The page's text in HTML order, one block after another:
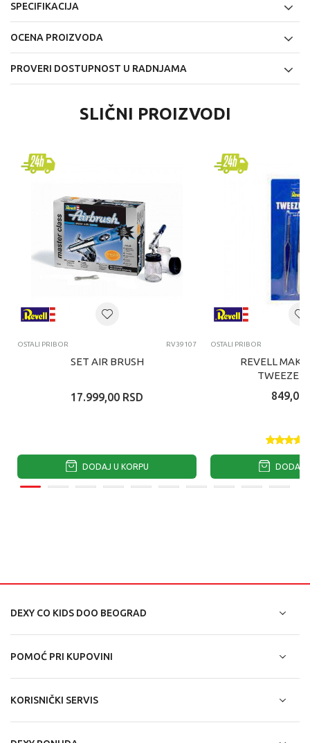
SPECIFIKACIJA
OCENA PROIZVODA
PROVERI DOSTUPNOST U RADNJAMA
SLIČNI PROIZVODI
OSTALI PRIBOR RV39107
SET AIR BRUSH
17.999,00 RSD
DODAJ U KORPU
OSTALI PRIBOR
REVELL
TWEEZER
STRAIGHT/
849,00
DODAJ
DEXY CO KIDS DOO BEOGRAD
POMOĆ PRI KUPOVINI
KORISNIČKI SERVIS